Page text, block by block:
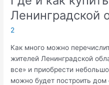
Ленинградской
2
Как много можно
жителей Ленинградской
все» и приобрести
можно будет построить